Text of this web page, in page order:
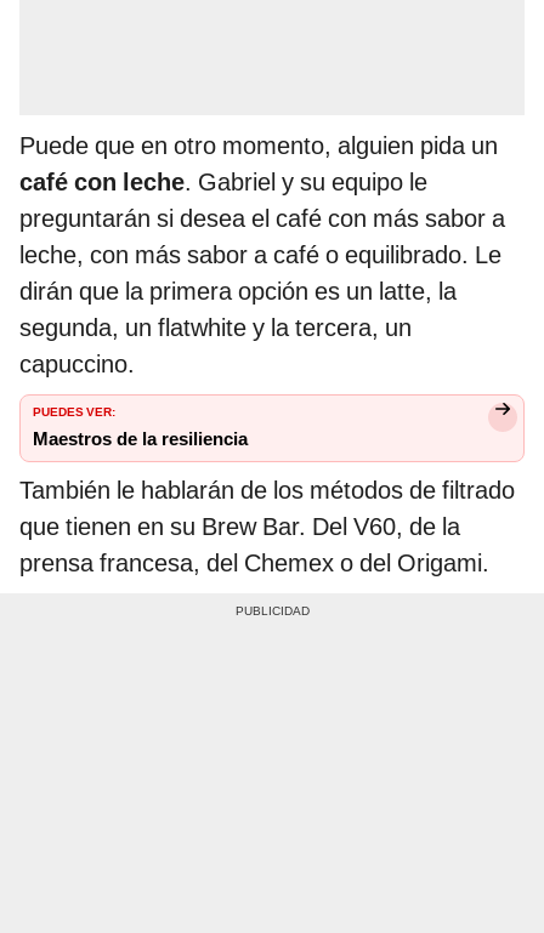
Puede que en otro momento, alguien pida un
café con leche. Gabriel y su equipo le
preguntarán si desea el café con más sabor a
leche, con más sabor a café o equilibrado. Le
dirán que la primera opción es un latte, la
segunda, un flatwhite y la tercera, un
capuccino.
PUEDES VER:
Maestros de la resiliencia
También le hablarán de los métodos de filtrado
que tienen en su Brew Bar. Del V60, de la
prensa francesa, del Chemex o del Origami.